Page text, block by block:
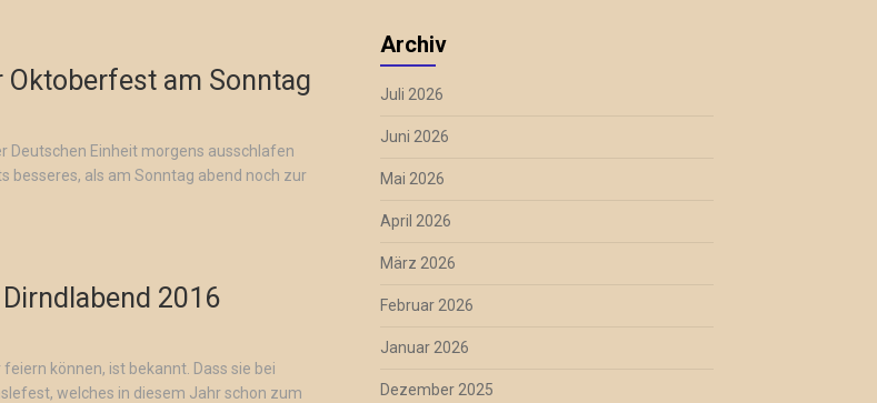
Oktoberfest am Sonntag
Deutschen Einheit morgens ausschlafen
besseres, als am Sonntag abend noch zur
2016
können, ist bekannt. Dass sie bei
welches in diesem Jahr schon zum
Archiv
Juli 2026
Juni 2026
Mai 2026
April 2026
März 2026
Februar 2026
Januar 2026
Dezember 2025